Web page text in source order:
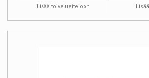
Lisää toiveluetteloon